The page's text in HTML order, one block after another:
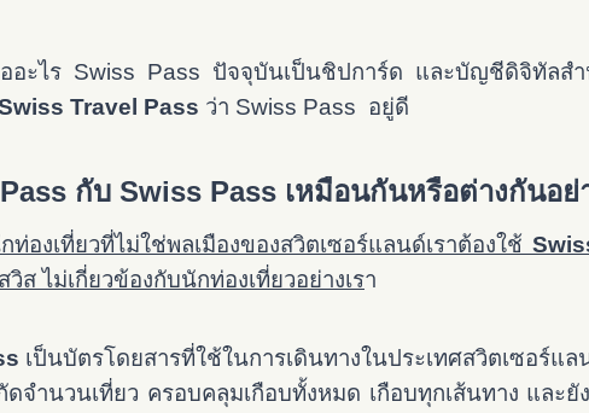
อะไร Swiss Pass ปัจจุบันเป็นชิปการ์ด และบัญชีดิจิทัลส
Travel Pass ว่า Swiss Pass อยู่ดี
กับ Swiss Pass เหมือนกันหรือต่างกันอย่
ท่องเที่ยวที่ไม่ใช่พลเมืองของสวิตเซอร์แลนด์เราต้องใช้
ส ไม่เกี่ยวข้องกับนักท่องเที่ยวอย่างเรา
เป็นบัตรโดยสารที่ใช้ในการเดินทางในประเทศสวิตเซอร์แ
ดจำนวนเที่ยว ครอบคลุมเกือบทั้งหมด เกือบทุกเส้นทาง แล